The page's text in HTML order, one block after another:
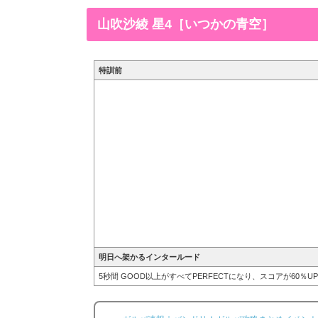
後ステータス名前牛込りみ...
山吹沙綾 星4［いつかの青空］
特訓前
明日へ架かるインタールード
5秒間 GOOD以上がすべてPERFECTになり、スコアが60％